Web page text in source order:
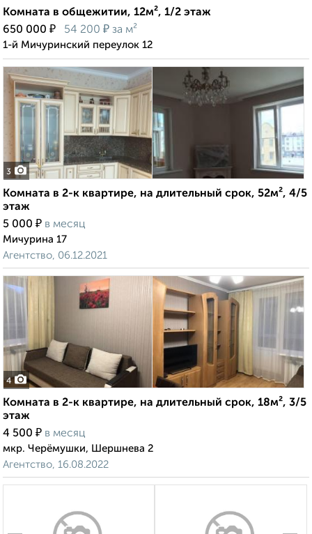
Комната в общежитии, 12м², 1/2 этаж
650 000 ₽ 54 200 ₽ за м²
1-й Мичуринский переулок 12
3
Комната в 2-к квартире, на длительный срок, 52м², 4/5
этаж
5 000 ₽ в месяц
Мичурина 17
Агентство, 06.12.2021
4
Комната в 2-к квартире, на длительный срок, 18м², 3/5
этаж
4 500 ₽ в месяц
мкр. Черёмушки, Шершнева 2
Агентство, 16.08.2022